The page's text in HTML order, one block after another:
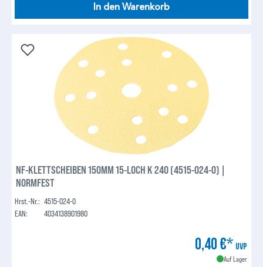
In den Warenkorb
NF-KLETTSCHEIBEN 150MM 15-LOCH K 240 (4515-024-0) |
NORMFEST
Hrst.-Nr.: 4515-024-0
EAN:
4034138901980
0,40 €* UVP
Auf Lager